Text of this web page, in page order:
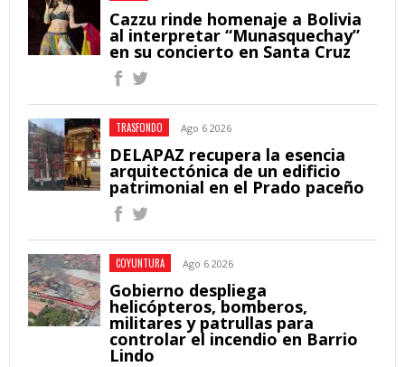
Cazzu rinde homenaje a Bolivia
al interpretar “Munasquechay”
en su concierto en Santa Cruz
TRASFONDO Ago 6 2026
DELAPAZ recupera la esencia
arquitectónica de un edificio
patrimonial en el Prado paceño
COYUNTURA Ago 6 2026
Gobierno despliega
helicópteros, bomberos,
militares y patrullas para
controlar el incendio en Barrio
Lindo